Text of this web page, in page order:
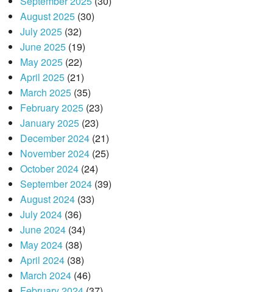
August 2025(30)
July 2025(32)
June 2025(19)
May 2025(22)
April 2025(21)
March 2025(35)
February 2025(23)
January 2025(23)
December 2024(21)
November 2024(25)
October 2024(24)
September 2024(39)
August 2024(33)
July 2024(36)
June 2024(34)
May 2024(38)
April 2024(38)
March 2024(46)